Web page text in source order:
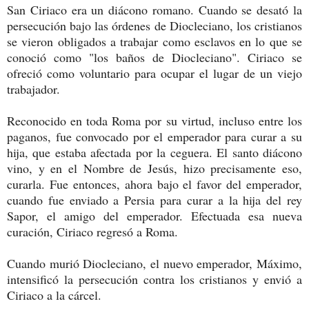
San Ciriaco era un diácono romano. Cuando se desató la
persecución bajo las órdenes de Diocleciano, los cristianos
se vieron obligados a trabajar como esclavos en lo que se
conoció como "los baños de Diocleciano". Ciriaco se
ofreció como voluntario para ocupar el lugar de un viejo
trabajador.
Reconocido en toda Roma por su virtud, incluso entre los
paganos, fue convocado por el emperador para curar a su
hija, que estaba afectada por la ceguera. El santo diácono
vino, y en el Nombre de Jesús, hizo precisamente eso,
curarla. Fue entonces, ahora bajo el favor del emperador,
cuando fue enviado a Persia para curar a la hija del rey
Sapor, el amigo del emperador. Efectuada esa nueva
curación, Ciriaco regresó a Roma.
Cuando murió Diocleciano, el nuevo emperador, Máximo,
intensificó la persecución contra los cristianos y envió a
Ciriaco a la cárcel.